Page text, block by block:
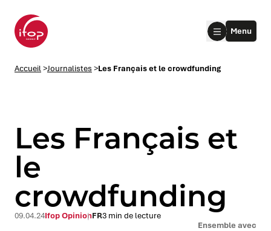
submenu
Menu
Accueil>Journalistes >Les Français et le crowdfunding
Les Français et
le
crowdfunding
Ensemble avec
09.04.24Ifop OpinionFR3 min de lecture